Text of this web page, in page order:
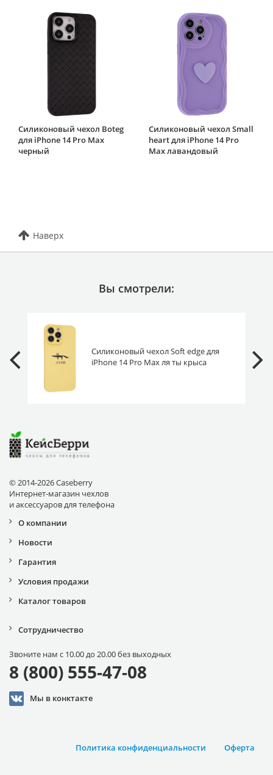
Силиконовый чехол Boteg
для iPhone 14 Pro Max
черный
Силиконовый чехол Small
heart для iPhone 14 Pro
Max лавандовый
Наверх
Вы смотрели:
Силиконовый чехол Soft edge для
iPhone 14 Pro Max ля ты крыса
© 2014-2026 Caseberry
Интернет-магазин чехлов
и аксессуаров для телефона
О компании
Новости
Гарантия
Условия продажи
Каталог товаров
Сотрудничество
Звоните нам с 10.00 до 20.00 без выходных
8 (800) 555-47-08
Мы в конктакте
Оферта
Политика конфиденциальности